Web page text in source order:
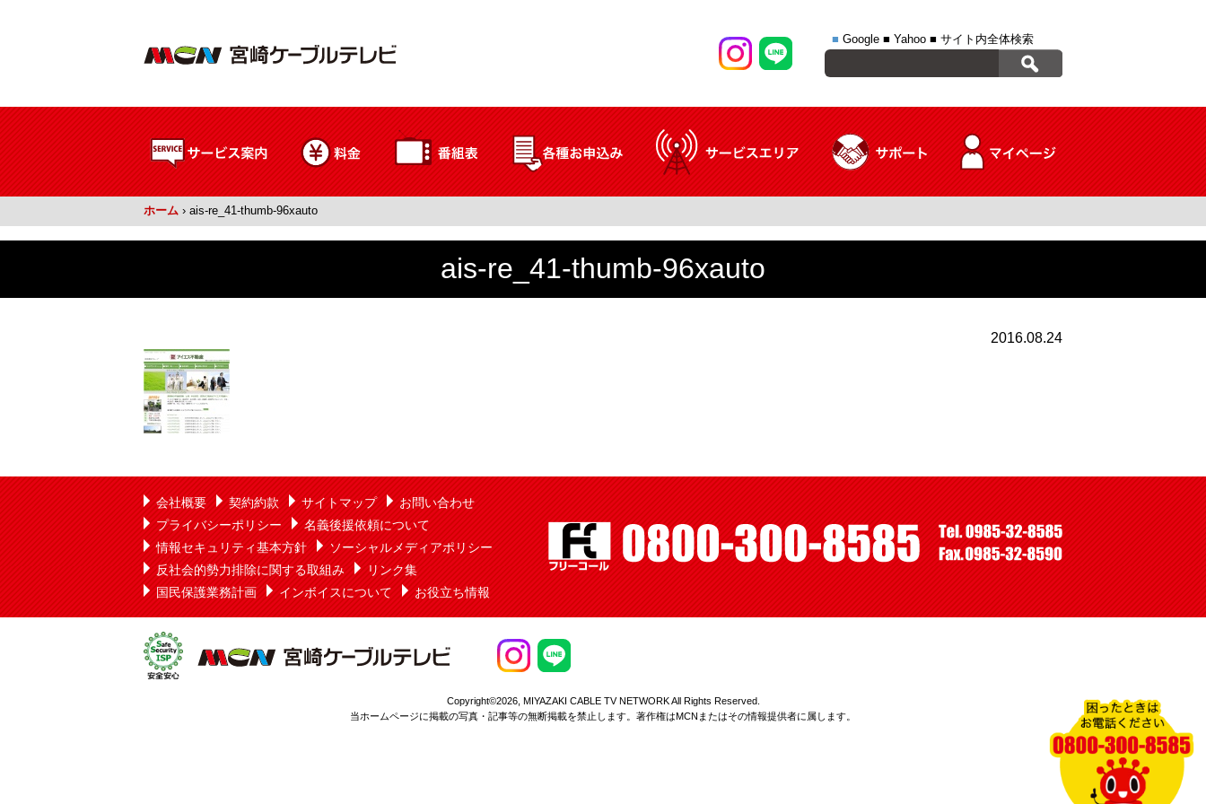
■ Google ■ Yahoo ■ サイト内全体検索
ホーム › ais-re_41-thumb-96xauto
ais-re_41-thumb-96xauto
2016.08.24
会社概要 契約約款 サイトマップ
お問い合わせ
プライバシーポリシー
名義後援依頼について
情報セキュリティ基本方針
ソーシャルメディアポリシー
反社会的勢力排除に関する取組み
リンク集
国民保護業務計画
インボイスについて お役立ち情報
Copyright©2026, MIYAZAKI CABLE TV NETWORK All Rights Reserved.
当ホームページに掲載の写真・記事等の無断掲載を禁止します。著作権はMCNまたはその情報提供者に属します。